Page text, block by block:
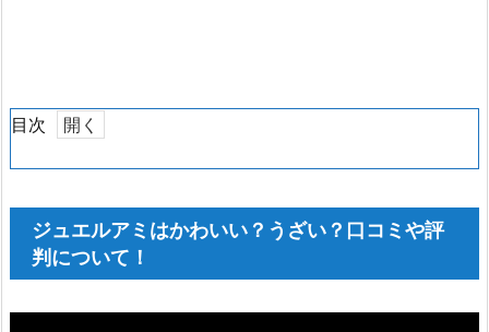
目次
ュ
エ
ル
ミ
ジュエルアミはかわいい？うざい？口コミや評
判について！